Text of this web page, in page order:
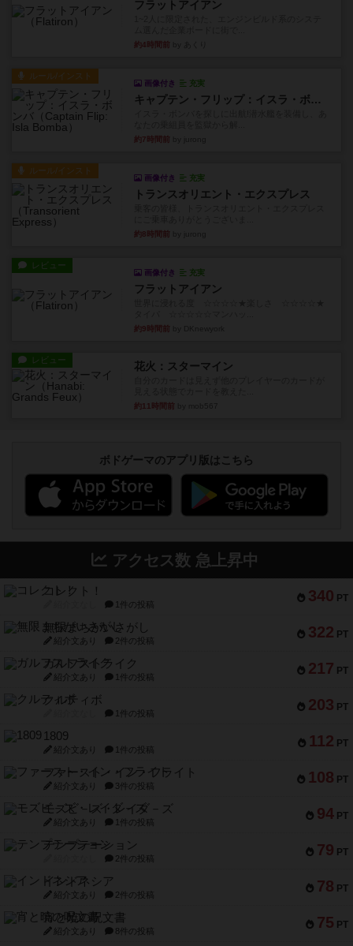
フラットアイアン
約4時間前
ルール/インスト
画像付き 充実
キャプテン・フリップ：イスラ・ボンバ
約7時間前
ルール/インスト
画像付き 充実
トランスオリエント・エクスプレス
約8時間前
レビュー
画像付き 充実
フラットアイアン
約9時間前
レビュー 花火：スターマイン
約11時間前
ボドゲーマのアプリ版はこちら
アクセス数 急上昇中
340 PT
コレクト！
1件の投稿
322 PT
無限まちがいさがし
紹介文あり 2件の投稿
217 PT
ガルフストライク
紹介文あり 1件の投稿
203 PT
クルティボ
1件の投稿
112 PT
1809
紹介文あり 1件の投稿
108 PT
ファースト・イン・フライト
紹介文あり 3件の投稿
94 PT
モズビ－ズ・レイダ－ズ
紹介文あり 1件の投稿
79 PT
テンプテーション
2件の投稿
78 PT
インドネシア
紹介文あり 2件の投稿
75 PT
宵と暁の呪文書
紹介文あり 8件の投稿